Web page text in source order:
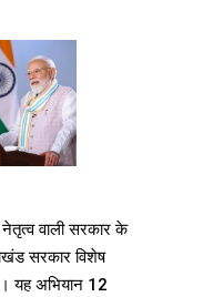
वाली सरकार के
सरकार विशेष
यह अभियान 12